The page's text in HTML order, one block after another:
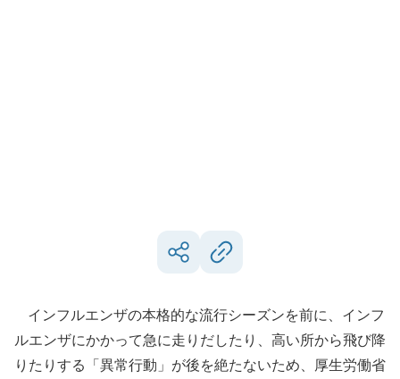
インフルエンザの本格的な流行シーズンを前に、インフ
ルエンザにかかって急に走りだしたり、高い所から飛び降
りたりする「異常行動」が後を絶たないため、厚生労働省